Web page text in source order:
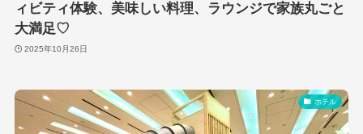
ィビティ体験、美味しい料理、ラウンジで家族丸ごと
大満足♡
2025年10月26日
ホテル